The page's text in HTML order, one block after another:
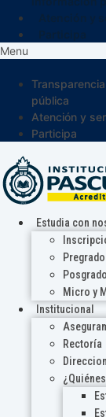
Menu
pública
Atención y
Participa
Estudia con
Micro y
Institucional
Rectoría